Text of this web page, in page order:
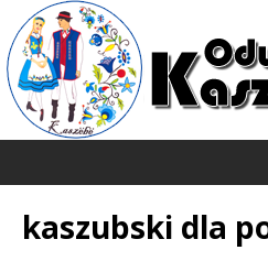
kaszubski dla